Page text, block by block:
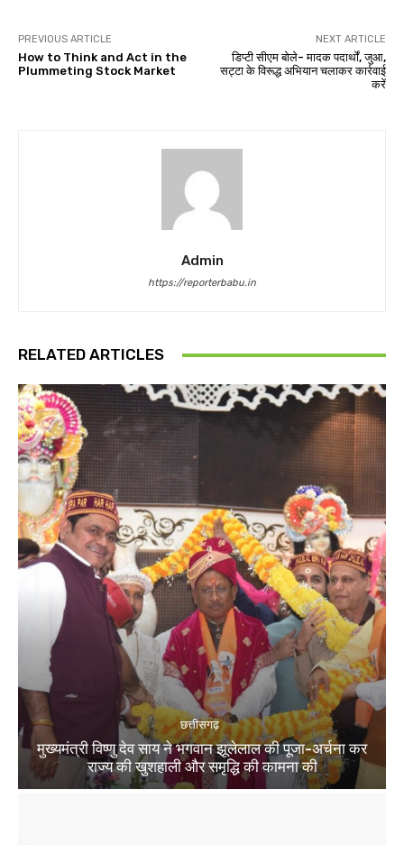
PREVIOUS ARTICLE
How to Think and Act in the
Plummeting Stock Market
NEXT ARTICLE
डिप्‍टी सीएम बोले- मादक पदार्थों, जुआ,
सट्टा के विरूद्ध अभियान चलाकर कार्रवाई
करें
Admin
https://reporterbabu.in
RELATED ARTICLES
छत्तीसगढ़
मुख्यमंत्री विष्णु देव साय ने भगवान झूलेलाल की पूजा-अर्चना कर
राज्य की खुशहाली और समृद्धि की कामना की